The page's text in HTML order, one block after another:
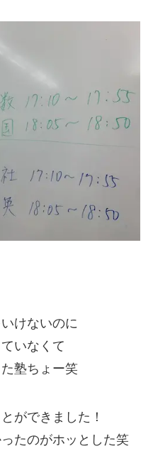
けないのに
いなくて
塾ちょー笑
ができました！
たのがホッとした笑